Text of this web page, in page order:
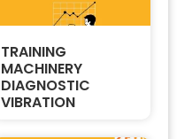
TRAINING
MACHINERY
DIAGNOSTIC
VIBRATION